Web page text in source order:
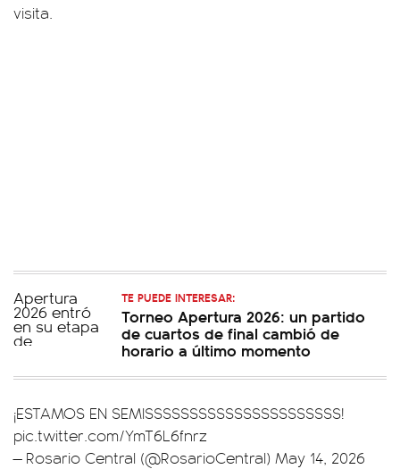
visita.
TE PUEDE INTERESAR:
Torneo Apertura 2026: un partido
de cuartos de final cambió de
horario a último momento
¡ESTAMOS EN SEMISSSSSSSSSSSSSSSSSSSSSS!
pic.twitter.com/YmT6L6fnrz
— Rosario Central (@RosarioCentral) May 14, 2026